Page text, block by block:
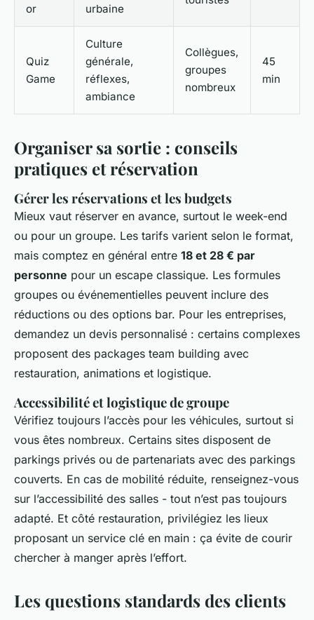
or urbaine
Quiz
Game
Culture
générale,
réflexes,
ambiance
Collègues,
groupes
nombreux
45
min
Organiser sa sortie : conseils
pratiques et réservation
Gérer les réservations et les budgets
Mieux vaut réserver en avance, surtout le week-end
ou pour un groupe. Les tarifs varient selon le format,
mais comptez en général entre 18 et 28 € par
personne pour un escape classique. Les formules
groupes ou événementielles peuvent inclure des
réductions ou des options bar. Pour les entreprises,
demandez un devis personnalisé : certains complexes
proposent des packages team building avec
restauration, animations et logistique.
Accessibilité et logistique de groupe
Vérifiez toujours l’accès pour les véhicules, surtout si
vous êtes nombreux. Certains sites disposent de
parkings privés ou de partenariats avec des parkings
couverts. En cas de mobilité réduite, renseignez-vous
sur l’accessibilité des salles - tout n’est pas toujours
adapté. Et côté restauration, privilégiez les lieux
proposant un service clé en main : ça évite de courir
chercher à manger après l’effort.
Les questions standards des clients